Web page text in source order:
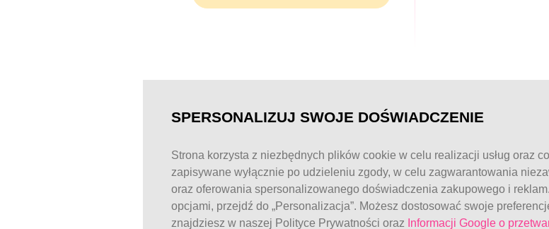
© FitWomen 2026
SPERSONALIZUJ SWOJE DOŚWIADCZENIE
Strona korzysta z niezbędnych plików cookie w celu realizacji usług oraz
zapisywane wyłącznie po udzieleniu zgody, w celu zagwarantowania
oraz oferowania spersonalizowanego doświadczenia zakupowego i
opcjami, przejdź do „Personalizacja”. Możesz dostosować swoje
znajdziesz w naszej Polityce Prywatności oraz Informacji Google o